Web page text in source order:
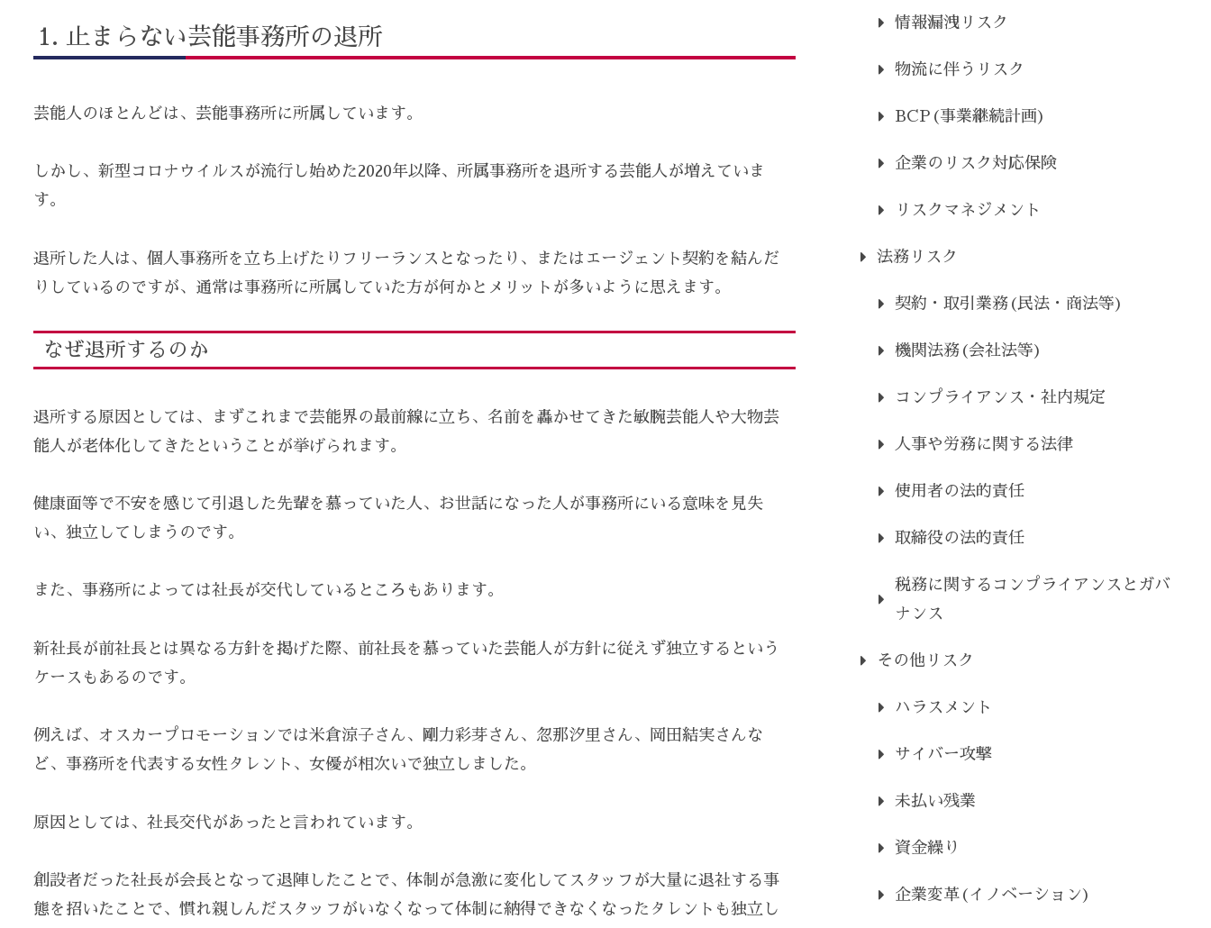
止まらない芸能事務所の退所
芸能人のほとんどは、芸能事務所に所属しています。
しかし、新型コロナウイルスが流行し始めた2020年以降、所属事務所を退所する芸能人が増えていま
す。
退所した人は、個人事務所を立ち上げたりフリーランスとなったり、またはエージェント契約を結んだ
りしているのですが、通常は事務所に所属していた方が何かとメリットが多いように思えます。
なぜ退所するのか
退所する原因としては、まずこれまで芸能界の最前線に立ち、名前を轟かせてきた敏腕芸能人や大物芸
能人が老体化してきたということが挙げられます。
健康面等で不安を感じて引退した先輩を慕っていた人、お世話になった人が事務所にいる意味を見失
い、独立してしまうのです。
また、事務所によっては社長が交代しているところもあります。
新社長が前社長とは異なる方針を掲げた際、前社長を慕っていた芸能人が方針に従えず独立するという
ケースもあるのです。
例えば、オスカープロモーションでは米倉涼子さん、剛力彩芽さん、忽那汐里さん、岡田結実さんな
ど、事務所を代表する女性タレント、女優が相次いで独立しました。
原因としては、社長交代があったと言われています。
創設者だった社長が会長となって退陣したことで、体制が急激に変化してスタッフが大量に退社する事
態を招いたことで、慣れ親しんだスタッフがいなくなって体制に納得できなくなったタレントも独立し
情報漏洩リスク
物流に伴うリスク
BCP(事業継続計画)
企業のリスク対応保険
リスクマネジメント
法務リスク
契約・取引業務(民法・商法等)
機関法務(会社法等)
コンプライアンス・社内規定
人事や労務に関する法律
使用者の法的責任
取締役の法的責任
税務に関するコンプライアンスとガバ
ナンス
その他リスク
ハラスメント
サイバー攻撃
未払い残業
資金繰り
企業変革(イノベーション)